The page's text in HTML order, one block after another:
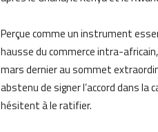
Perçue comme un instrument
hausse du commerce intra-
mars dernier au sommet
abstenu de signer l’accord dans la
hésitent à le ratifier.